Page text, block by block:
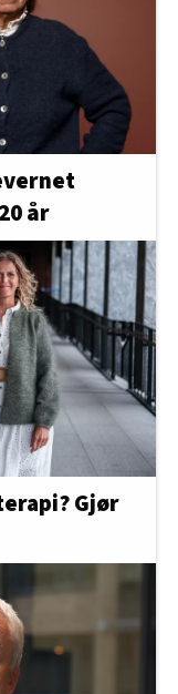
år
Gjør